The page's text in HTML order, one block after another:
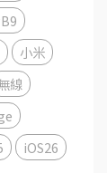
小米
線
iOS26